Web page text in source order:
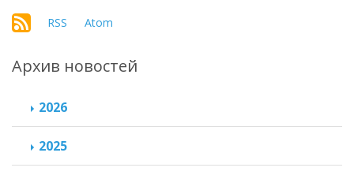
RSS Atom
Архив новостей
2026
2025